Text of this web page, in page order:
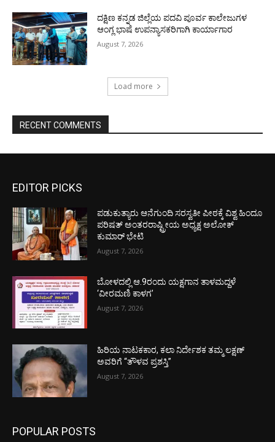
ದಕ್ಷಿಣ ಕನ್ನಡ ಜಿಲ್ಲೆಯ ಪದವಿ ಪೂರ್ವ ಕಾಲೇಜುಗಳ
ಆಂಗ್ಲ ಭಾಷೆ ಉಪನ್ಯಾಸಕರಿಗಾಗಿ ಕಾರ್ಯಾಗಾರ
August 7, 2026
Load more
RECENT COMMENTS
EDITOR PICKS
ಪಡುಕುತ್ಯಾರು ಆನೆಗುಂದಿ ಸರಸ್ವತೀ ಪೀಠಕ್ಕೆ ವಿಶ್ವ ಹಿಂದೂ
ಪರಿಷತ್ ಅಂತರರಾಷ್ಟ್ರೀಯ ಅಧ್ಯಕ್ಷ ಅಲೋಕ್
ಕುಮಾರ್ ಭೇಟಿ
August 7, 2026
ಬೋಳದಲ್ಲಿ ಆ.9ರಂದು ಯಕ್ಷಗಾನ ತಾಳಮದ್ದಳೆ
‘ವೀರಮಣಿ ಕಾಳಗ’
August 7, 2026
ಹಿರಿಯ ನಾಟಕಕಾರ, ಕಲಾ ನಿರ್ದೇಶಕ ತಮ್ಮ ಲಕ್ಷಣ್
ಅವರಿಗೆ “ತೌಳವ ಪ್ರಶಸ್ತಿ”
August 7, 2026
POPULAR POSTS